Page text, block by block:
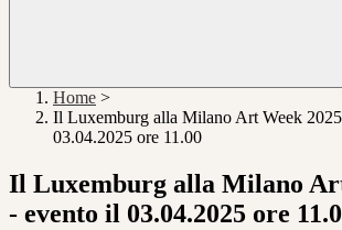
Home >
Il Luxemburg alla Milano Art Week
03.04.2025 ore 11.00
Il Luxemburg alla Milano
- evento il 03.04.2025 ore